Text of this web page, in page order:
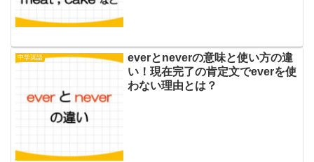
中学英語
everとneverの意味と使い方の違
い！現在完了の肯定文でeverを使
わない理由とは？